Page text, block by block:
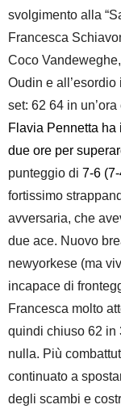
svolgimento alla
Francesca
Coco
Oudin e
set: 62 64 in
Flavia Pennetta ha
due ore per
punteggio di 7-6
fortissimo
avversaria, che
due ace. Nuovo
newyorkese (ma
incapace di
Francesca molto
quindi chiuso 62 in
nulla. Più
continuato a
degli scambi e